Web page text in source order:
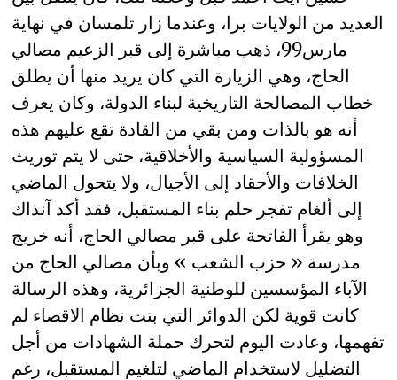
العديد من الولايات برا، وعندما زار تلمسان في نهاية
مارس99، ذهب مباشرة إلى قبر الزعيم مصالي
الحاج، وهي الزيارة التي كان يريد منها أن يطلق
خطاب المصالحة التاريخية لبناء الدولة، وكان يعرف
أنه هو بالذات ومن بقي من القادة تقع عليهم هذه
المسؤولية السياسية والأخلاقية، حتى لا يتم توريث
الخلافات والأحقاد إلى الأجيال، ولا يتحول الماضي
إلى ألغام تفجر حلم بناء المستقبل، فقد أكد آنذاك
وهو يقرأ الفاتحة على قبر مصالي الحاج، أنه خريج
مدرسة « حزب الشعب » وبأن مصالي الحاج من
الآباء المؤسسين للوطنية الجزائرية، وهذه الرسالة
كانت قوية لكن الدوائر التي بنت نظام الاقصاء لم
تفهمها، وعادت اليوم لتحرك حملة الشهادات من أجل
التضليل لاستخدام الماضي لتلغيم المستقبل، رغم